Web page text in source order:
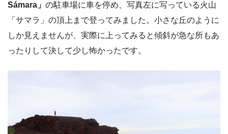
Sámara」 の駐車場に車を停め、写真左に写っている火山
「サマラ」の頂上まで登ってみました。小さな丘のように
しか見えませんが、実際に上ってみると傾斜が急な所もあ
ったりして決して少し怖かったです。